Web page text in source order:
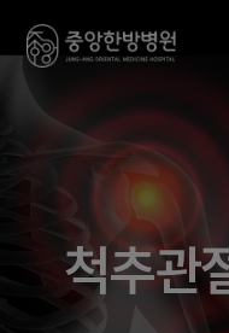
척추관